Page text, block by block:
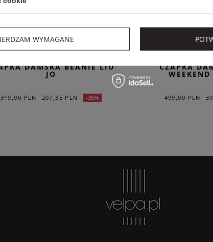
DAMSKA BEANIE LIU
JO
319,00 PLN 207,35 PLN -35%
CZAPKA
499,00 PLN
WYMAGANE